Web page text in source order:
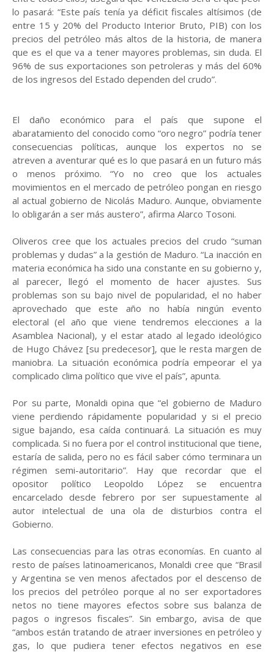
lo pasará: “Este país tenía ya déficit fiscales altísimos (de
entre 15 y 20% del Producto Interior Bruto, PIB) con los
precios del petróleo más altos de la historia, de manera
que es el que va a tener mayores problemas, sin duda. El
96% de sus exportaciones son petroleras y más del 60%
de los ingresos del Estado dependen del crudo”.
El daño económico para el país que supone el
abaratamiento del conocido como “oro negro” podría tener
consecuencias políticas, aunque los expertos no se
atreven a aventurar qué es lo que pasará en un futuro más
o menos próximo. “Yo no creo que los actuales
movimientos en el mercado de petróleo pongan en riesgo
al actual gobierno de Nicolás Maduro. Aunque, obviamente
lo obligarán a ser más austero”, afirma Alarco Tosoni.
Oliveros cree que los actuales precios del crudo “suman
problemas y dudas” a la gestión de Maduro. “La inacción en
materia económica ha sido una constante en su gobierno y,
al parecer, llegó el momento de hacer ajustes. Sus
problemas son su bajo nivel de popularidad, el no haber
aprovechado que este año no había ningún evento
electoral (el año que viene tendremos elecciones a la
Asamblea Nacional), y el estar atado al legado ideológico
de Hugo Chávez [su predecesor], que le resta margen de
maniobra. La situación económica podría empeorar el ya
complicado clima político que vive el país”, apunta.
Por su parte, Monaldi opina que “el gobierno de Maduro
viene perdiendo rápidamente popularidad y si el precio
sigue bajando, esa caída continuará. La situación es muy
complicada. Si no fuera por el control institucional que tiene,
estaría de salida, pero no es fácil saber cómo terminara un
régimen semi-autoritario”. Hay que recordar que el
opositor político Leopoldo López se encuentra
encarcelado desde febrero por ser supuestamente al
autor intelectual de una ola de disturbios contra el
Gobierno.
Las consecuencias para las otras economías. En cuanto al
resto de países latinoamericanos, Monaldi cree que “Brasil
y Argentina se ven menos afectados por el descenso de
los precios del petróleo porque al no ser exportadores
netos no tiene mayores efectos sobre sus balanza de
pagos o ingresos fiscales”. Sin embargo, avisa de que
“ambos están tratando de atraer inversiones en petróleo y
gas, lo que pudiera tener efectos negativos en ese